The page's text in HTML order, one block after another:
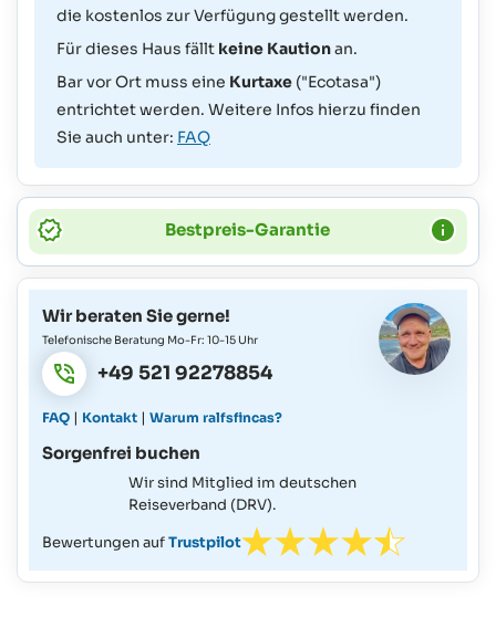
die kostenlos zur Verfügung gestellt werden.
Für dieses Haus fällt keine Kautionan.
Bar vor Ort muss eine Kurtaxe ("Ecotasa")
entrichtet werden. Weitere Infos hierzu finden
Sie auch unter: FAQ
Bestpreis-Garantie
Wir beraten Sie gerne!
Telefonische Beratung Mo-Fr: 10-15 Uhr
+49 521 92278854
FAQ | Kontakt | Warum ralfsfincas?
Sorgenfrei buchen
Wir sind Mitglied im deutschen
Reiseverband (DRV).
Bewertungen aufTrustpilot